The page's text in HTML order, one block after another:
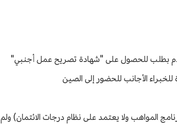
بطلب للحصول على "شهادة تصريح عمل أجنبي"
الأجانب للحضور إلى الصين
المواهب ولا يعتمد على نظام درجات الائتمان)